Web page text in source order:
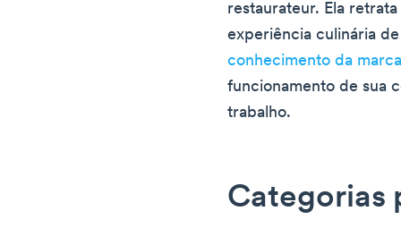
restaurateur. Ela
experiência culinária
conhecimento da
funcionamento de sua
trabalho.
Categorias